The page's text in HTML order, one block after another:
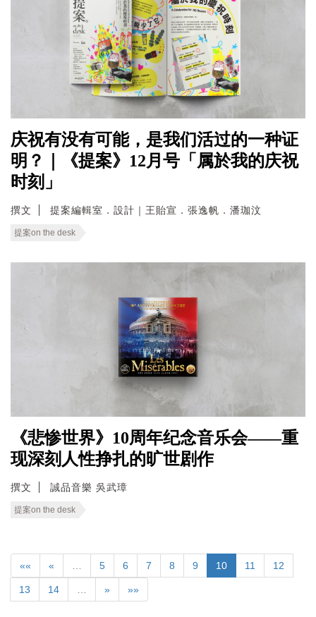
庆祝有没有可能，是我们活过的一种证
明？｜《提案》12月号「属於我的庆祝
时刻」
撰文 提案編輯室．設計｜王貽宣．張逸帆．潘珈汶
提案on the desk
《悲惨世界》10周年纪念音乐会——重
现深刻人性挣扎的旷世剧作
撰文 誠品音樂 吳武璋
提案on the desk
«« « 5 6 7 8 9 10 11 12
13 14 » »»